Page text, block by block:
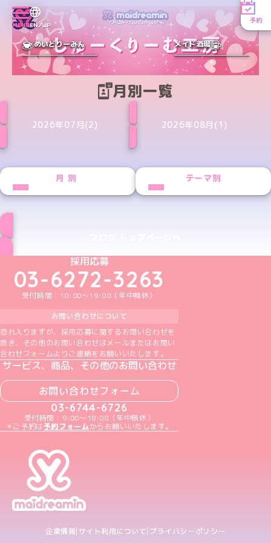
MENUEN／JP
予約
めいどりーみん メイド酒場
月別一覧
2026年07月(2) 2026年08月(1)
月別 テーマ別
めいどりーみんTikTok公式アカウント
めいどりーみんX公式アカウント
めいどりーみんInstagram公式アカウント
めいどりーみんFacebook公式アカウン
めいどりーみんYouTube公式アカ
採用応募
03-6272-3263
受付時間：10:00～19:00（年中無休）
お問い合わせについて
恐れ入りますが、採用応募に関するお問い合わせを
除き、その他のお問い合わせはメールまたはお問い
合わせフォームよりご連絡をお願いいたします。
サービス、商品、その他のお問い合わせ
お問い合わせフォーム
03-6744-6726
受付時間：9:00～18:00（年中無休）
＊ご予約は予約フォームからお願いいたします。
企業情報 サイト利用について プライバシーポリシー